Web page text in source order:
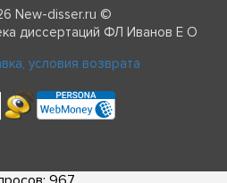
New-disser.ru ©
диссертаций ФЛ Иванов Е О
условия возврата